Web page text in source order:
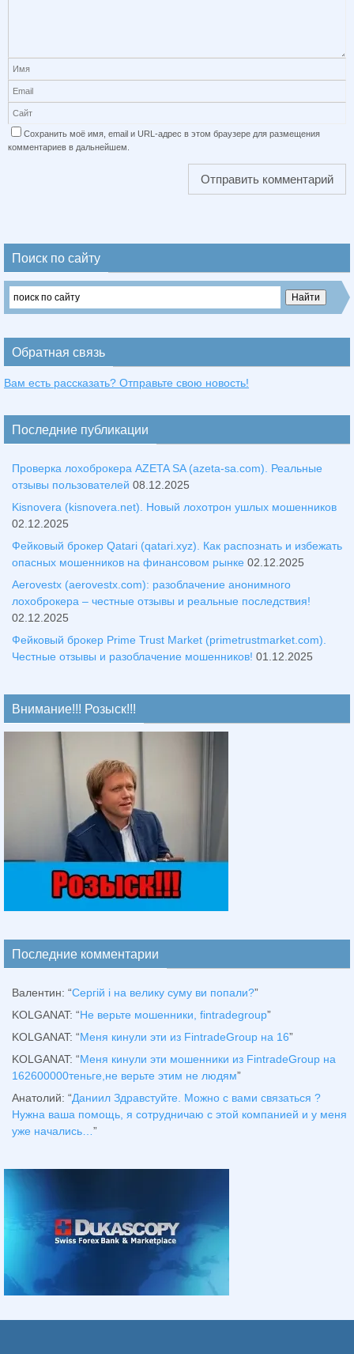
Сохранить моё имя, email и URL-адрес в этом браузере для размещения
комментариев в дальнейшем.
Поиск по сайту
Обратная связь
Вам есть рассказать? Отправьте свою новость!
Последние публикации
Проверка лохоброкера AZETA SA (azeta-sa.com). Реальные
отзывы пользователей 08.12.2025
Kisnovera (kisnovera.net). Новый лохотрон ушлых мошенников
02.12.2025
Фейковый брокер Qatari (qatari.xyz). Как распознать и избежать
опасных мошенников на финансовом рынке 02.12.2025
Aerovestx (aerovestx.com): разоблачение анонимного
лохоброкера – честные отзывы и реальные последствия!
02.12.2025
Фейковый брокер Prime Trust Market (primetrustmarket.com).
Честные отзывы и разоблачение мошенников! 01.12.2025
Внимание!!! Розыск!!!
Последние комментарии
Валентин: “Сергій і на велику суму ви попали?”
KOLGANAT: “Не верьте мошенники, fintradegroup”
KOLGANAT: “Меня кинули эти из FintradeGroup на 16”
KOLGANAT: “Меня кинули эти мошенники из FintradeGroup на
162600000теньге,не верьте этим не людям”
Анатолий: “Даниил Здравстуйте. Можно с вами связаться ?
Нужна ваша помощь, я сотрудничаю с этой компанией и у меня
уже начались…”